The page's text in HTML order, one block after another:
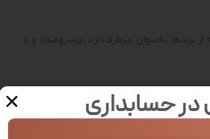
برندها به‌عنوان «پرطرف‌دار»، «پرسروصدا» و یا
حسابداری